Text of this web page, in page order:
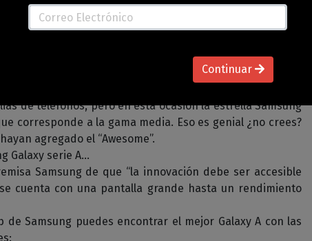
compartir contigo acerca de un súper evento virtual:
Y si te preguntas: ¿Qué es el Galaxy Awesome Unpacked?
evento para mostrar los dispositivos más nuevos
de teléfonos, pero en esta ocasión la estrella Samsung
corresponde a la gama media. Eso es genial ¿no crees?
agregado el “Awesome”.
Galaxy serie A…
Samsung de que “la innovación debe ser accesible
cuenta con una pantalla grande hasta un rendimiento
de Samsung puedes encontrar el mejor Galaxy A con las
Continuar